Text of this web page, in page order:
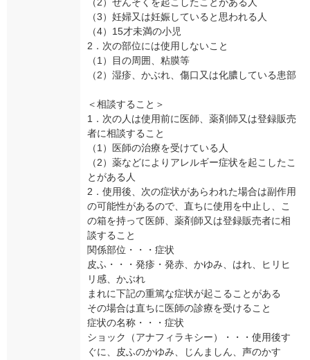
（2）ぜんそくを起こしたことがある人
（3）妊婦又は妊娠していると思われる人
（4）15才未満の小児
2．次の部位には使用しないこと
（1）目の周囲、粘膜等
（2）湿疹、かぶれ、傷口又は化膿している患部
＜相談すること＞
1．次の人は使用前に医師、薬剤師又は登録販売
者に相談すること
（1）医師の治療を受けている人
（2）薬などによりアレルギー症状を起こしたこ
とがある人
2．使用後、次の症状があらわれた場合は副作用
の可能性があるので、直ちに使用を中止し、こ
の箱を持って医師、薬剤師又は登録販売者に相
談すること
関係部位・・・症状
皮ふ・・・発疹・発赤、かゆみ、はれ、ヒリヒ
リ感、かぶれ
まれに下記の重篤な症状が起こることがある
その場合は直ちに医師の診療を受けること
症状の名称・・・症状
ショック（アナフィラキシー）・・・使用後す
ぐに、皮ふのかゆみ、じんましん、声のかす